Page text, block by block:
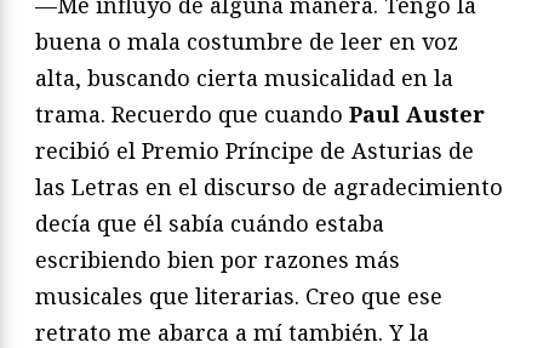
buena o mala costumbre de leer en voz
alta, buscando cierta musicalidad en la
trama. Recuerdo que cuando Paul Auster
recibió el Premio Príncipe de Asturias de
las Letras en el discurso de agradecimiento
decía que él sabía cuándo estaba
escribiendo bien por razones más
musicales que literarias. Creo que ese
retrato me abarca a mí también. Y la